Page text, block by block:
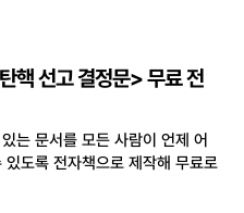
핵 선고 결정문> 무료 전
는 문서를 모든 사람이 언제 어
있도록 전자책으로 제작해 무료로